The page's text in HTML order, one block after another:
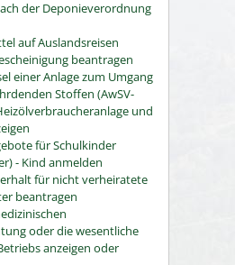
der Deponieverordnung
auf Auslandsreisen
beantragen
einer Anlage zum Umgang
Stoffen (AwSV-
und
für Schulkinder
- Kind anmelden
für nicht verheiratete
beantragen
oder die wesentliche
anzeigen oder